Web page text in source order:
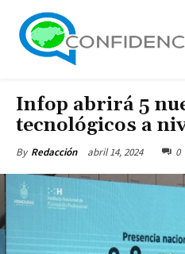
Infop abrirá 5
tecnológicos a
By Redacción abril 14, 2024 0